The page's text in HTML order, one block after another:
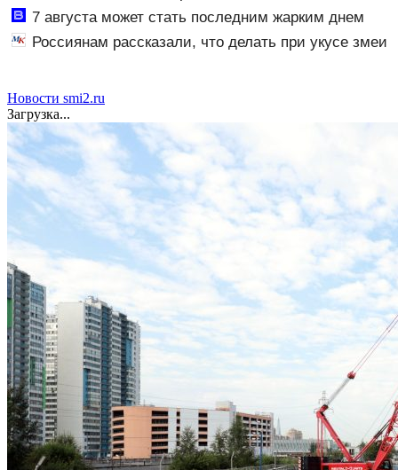
7 августа может стать последним жарким днем
этого лета в Москве - Новости на Вести.ru
Россиянам рассказали, что делать при укусе змеи
Новости smi2.ru
Загрузка...